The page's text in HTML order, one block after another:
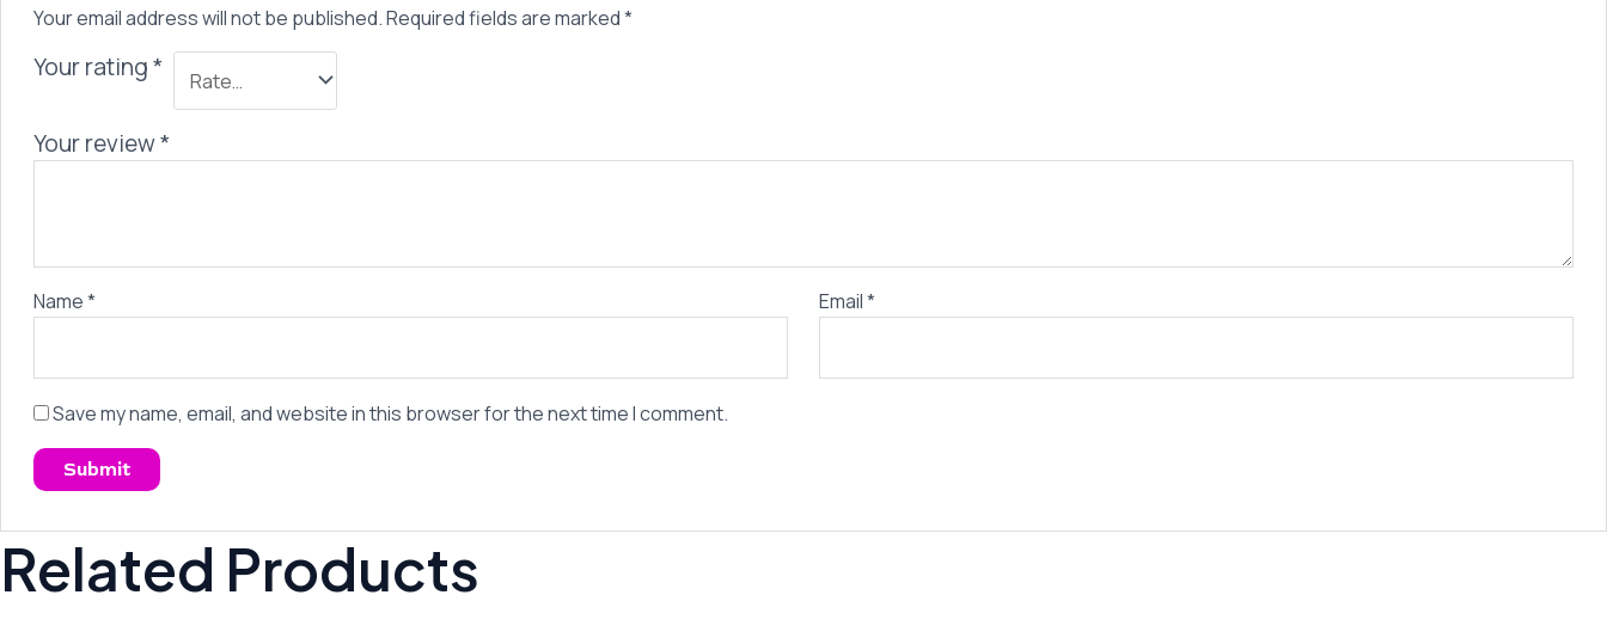
Your email address will not be published.Required fields are marked*
Your rating*
Your review*
Name* Email*
Save my name, email, and website in this browser for the next time I comment.
Related Products